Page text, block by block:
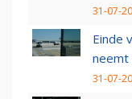
31-07-
Einde
neemt
31-07-